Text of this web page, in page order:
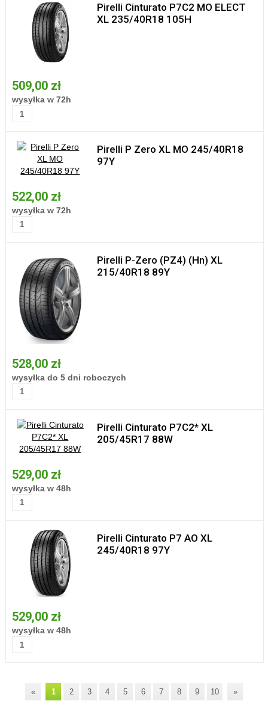
Pirelli Cinturato P7C2 MO ELECT
XL 235/40R18 105H
509,00 zł
wysyłka w 72h
Pirelli P Zero XL MO 245/40R18
97Y
522,00 zł
wysyłka w 72h
Pirelli P-Zero (PZ4) (Hn) XL
215/40R18 89Y
528,00 zł
wysyłka do 5 dni roboczych
Pirelli Cinturato P7C2* XL
205/45R17 88W
529,00 zł
wysyłka w 48h
Pirelli Cinturato P7 AO XL
245/40R18 97Y
529,00 zł
wysyłka w 48h
« 1 2 3 4 5 6 7 8 9 10 »